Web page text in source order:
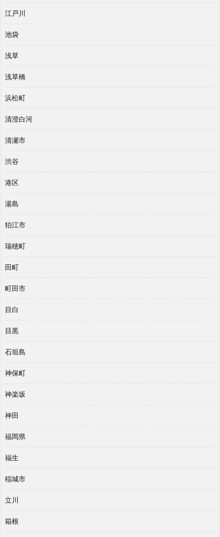
江戸川
池袋
浅草
浅草橋
浜松町
清澄白河
清瀬市
渋谷
港区
湯島
狛江市
瑞穂町
田町
町田市
目白
目黒
石垣島
神保町
神楽坂
神田
福岡県
福生
稲城市
立川
箱根